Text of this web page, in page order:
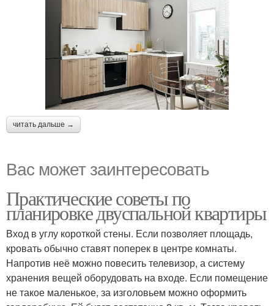
читать дальше →
Вас может заинтересовать
Практические советы по
планировке двуспальной квартиры
Вход в углу короткой стены. Если позволяет площадь,
кровать обычно ставят поперек в центре комнаты.
Напротив неё можно повесить телевизор, а систему
хранения вещей оборудовать на входе. Если помещение
не такое маленькое, за изголовьем можно оформить